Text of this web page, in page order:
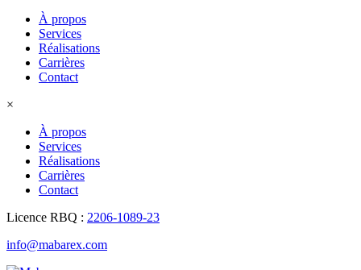
À propos
Services
Réalisations
Carrières
Contact
×
À propos
Services
Réalisations
Carrières
Contact
Licence RBQ : 2206-1089-23
info@mabarex.com